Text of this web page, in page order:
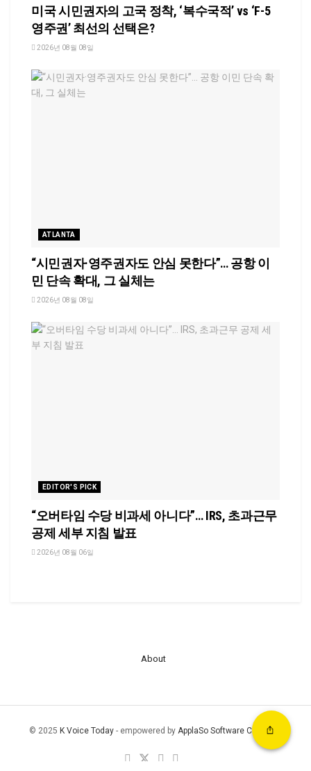
미국 시민권자의 고국 정착, ‘복수국적’ vs ‘F-5
영주권’ 최선의 선택은?
2026년 08월 08일
ATLANTA
“시민권자·영주권자도 안심 못한다”… 공항 이
민 단속 확대, 그 실체는
2026년 08월 08일
EDITOR'S PICK
“오버타임 수당 비과세 아니다”… IRS, 초과근무
공제 세부 지침 발표
2026년 08월 06일
About
© 2025 K Voice Today- empowered by ApplaSo Software Company